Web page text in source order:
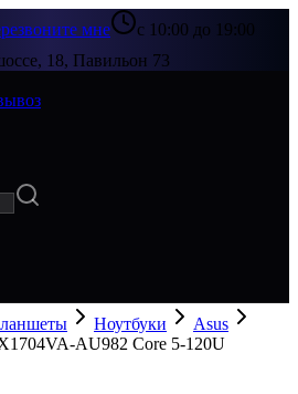
мне
с 10:00 до 19:00
18, Павильон 73
Ноутбуки
Asus
AU982 Core 5-120U